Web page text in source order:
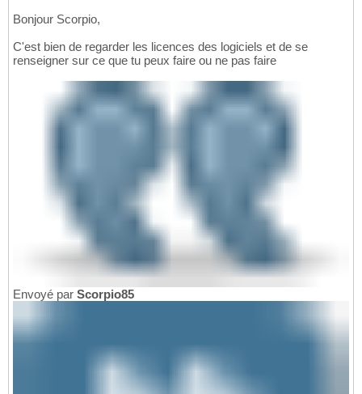
Bonjour Scorpio,
C'est bien de regarder les licences des logiciels et de se
renseigner sur ce que tu peux faire ou ne pas faire
Envoyé par Scorpio85